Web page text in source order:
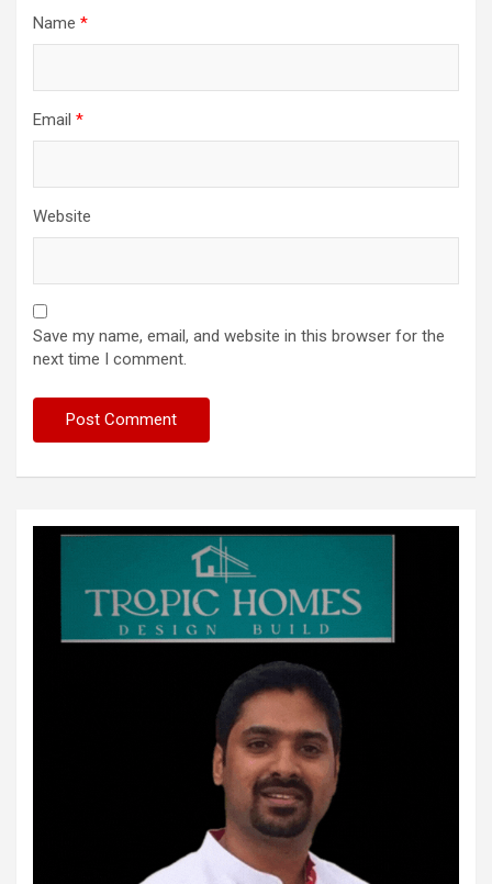
Name *
Email *
Website
Save my name, email, and website in this browser for the
next time I comment.